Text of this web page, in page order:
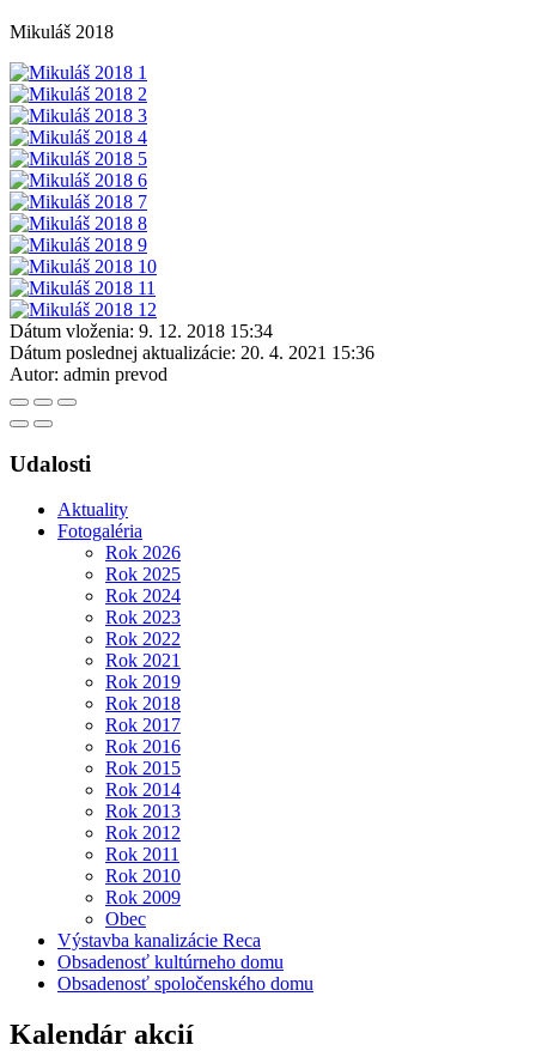
Mikuláš 2018
Dátum vloženia: 9. 12. 2018 15:34
Dátum poslednej aktualizácie: 20. 4. 2021 15:36
Autor: admin prevod
Udalosti
Aktuality
Fotogaléria
Rok 2026
Rok 2025
Rok 2024
Rok 2023
Rok 2022
Rok 2021
Rok 2019
Rok 2018
Rok 2017
Rok 2016
Rok 2015
Rok 2014
Rok 2013
Rok 2012
Rok 2011
Rok 2010
Rok 2009
Obec
Výstavba kanalizácie Reca
Obsadenosť kultúrneho domu
Obsadenosť spoločenského domu
Kalendár akcií